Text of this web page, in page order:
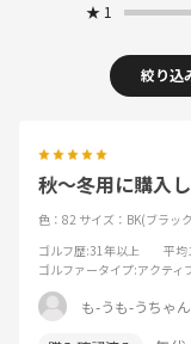
★ 1
絞り込
秋～冬用に購入
色：82 サイズ：BK(ブラッ
ゴルフ歴:31年以上 平均
ゴルファータイプ:アクティ
も-うも-うちゃん